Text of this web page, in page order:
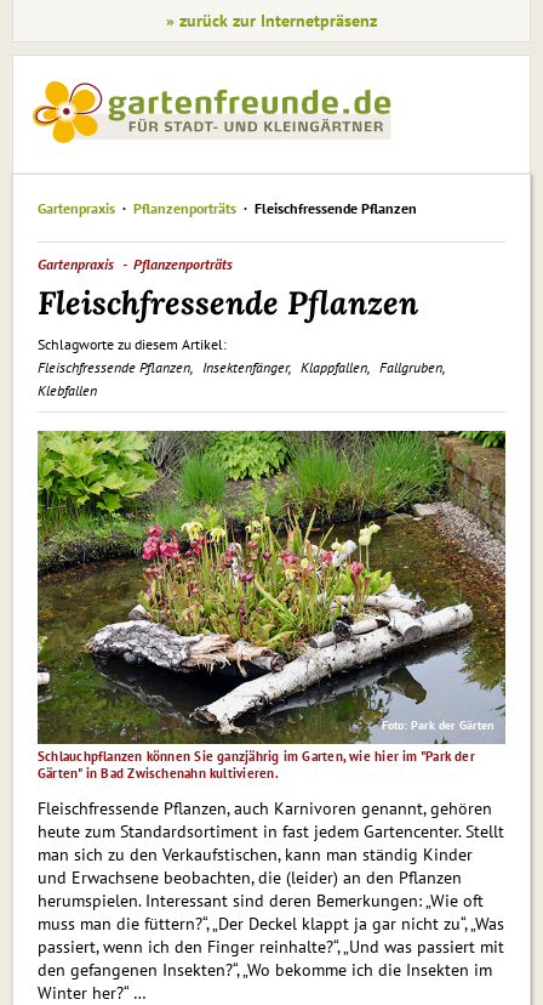
» zurück zur Internetpräsenz
Gartenpraxis Pflanzenporträts Fleischfressende Pflanzen
Gartenpraxis Pflanzenporträts
Fleischfressende Pflanzen
Schlagworte zu diesem Artikel:
Fleischfressende Pflanzen
Insektenfänger Klappfallen
Fallgruben
Klebfallen
Foto: Park der Gärten
Schlauchpflanzen können Sie ganzjährig im Garten, wie hier im "Park der
Gärten" in Bad Zwischenahn kultivieren.
Fleischfressende Pflanzen, auch Karni­voren genannt, gehören
heute zum Standardsortiment in fast jedem Gartencenter. Stellt
man sich zu den Verkaufstischen, kann man ständig Kinder
und Erwachsene beobachten, die (leider) an den Pflanzen
herum­spielen. Interessant sind deren Bemerkungen: „Wie oft
muss man die füttern?“, „Der Deckel klappt ja gar nicht zu“, „Was
passiert, wenn ich den Finger reinhal­te?“, „Und was passiert mit
den gefangenen Insekten?“, „Wo bekomme ich die Insekten im
Winter her?“ …